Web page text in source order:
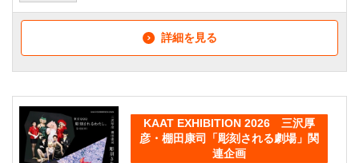
詳細を見る
KAAT EXHIBITION 2026 三沢厚
彦・棚田康司「彫刻される劇場」関
連企画